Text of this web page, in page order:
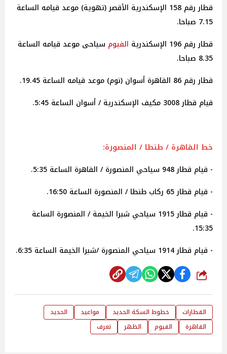
قطار رقم 158 الإسكندرية الأقصر (تهوية) موعد قيامه الساعة
7.15 صباحا.
قطار رقم 196 الإسكندرية
الفيوم سياحى موعد قيامه الساعة
8.35 صباحا.
قطار رقم 86 القاهرة أسوان (نوم) موعد قيامه الساعة 19.45.
قيام قطار 3008 مكيف الإسكندرية / أسوان الساعة 5:45.
خط القاهرة / طنطا / المنصورة:
- قيام قطار 948 سياحي المنصورة / القاهرة الساعة 5:35.
- قيام قطار 65 ركاب طنطا / المنصورة الساعة 16:50.
- قيام قطار 1915 سياحي شبرا الخيمة / المنصورة الساعة
15:35.
- قيام قطار 1914 سياحي المنصورة /شبرا الخيمة الساعة 6:35.
شارك
القطارات خطوط السكة الحديد مواعيد
الحديد
القاهرة
الفيوم الظهر تعرف